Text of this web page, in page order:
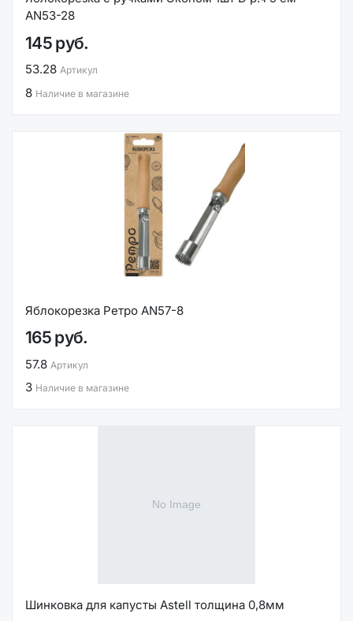
AN53-28
145 руб.
53.28 Артикул
8 Наличие в магазине
Яблокорезка Ретро AN57-8
165 руб.
57.8 Артикул
3 Наличие в магазине
Шинковка для капусты Astell толщина 0,8мм